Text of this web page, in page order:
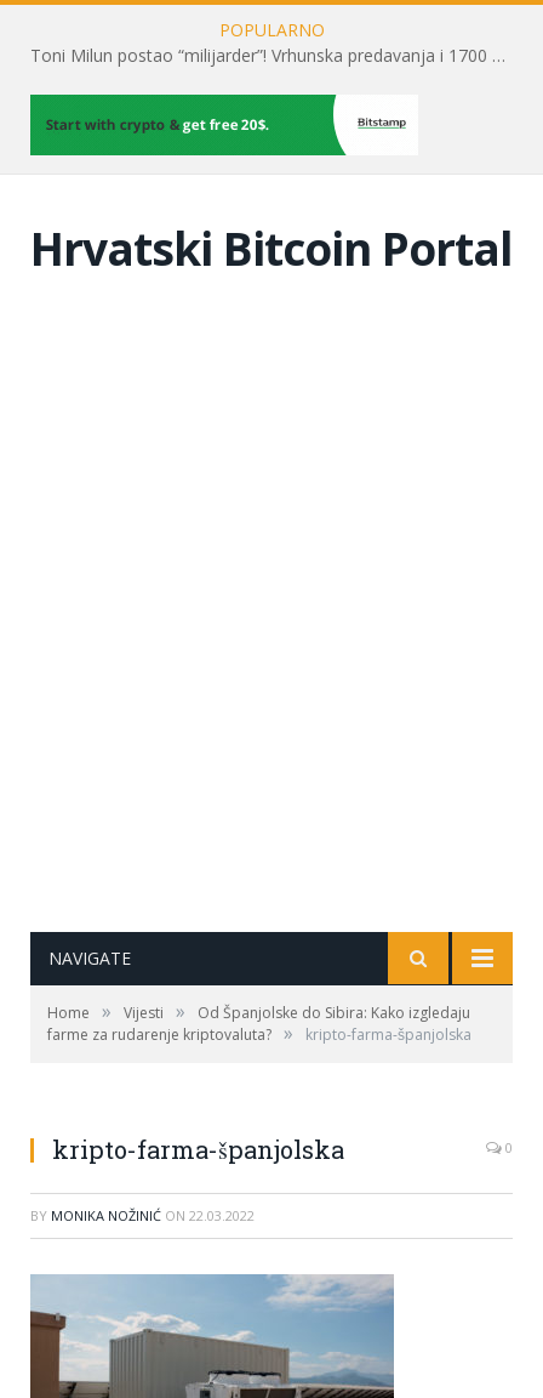
POPULARNO
Toni Milun postao “milijarder”! Vrhunska predavanja i 1700 posjetitelja obilježili su mjesec financijske pismenosti
Hrvatski Bitcoin Portal
NAVIGATE
Home » Vijesti »
Od Španjolske do Sibira: Kako izgledaju
farme za rudarenje kriptovaluta? » kripto-farma-španjolska
kripto-farma-španjolska 0
BY MONIKA NOŽINIĆ ON 22.03.2022